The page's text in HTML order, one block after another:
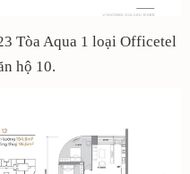
Tòa Aqua 1 loại Officetel
hộ 10.